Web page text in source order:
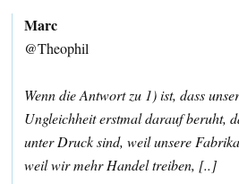
Marc
@Theophil
Wenn die Antwort zu 1) ist, dass
Ungleichheit erstmal darauf beruht,
unter Druck sind, weil unsere
weil wir mehr Handel treiben, [..]